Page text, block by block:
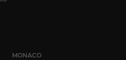
MONACO